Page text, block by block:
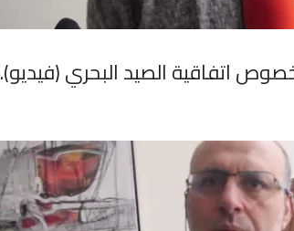
اتفاقية الصيد البحري (فيديو).